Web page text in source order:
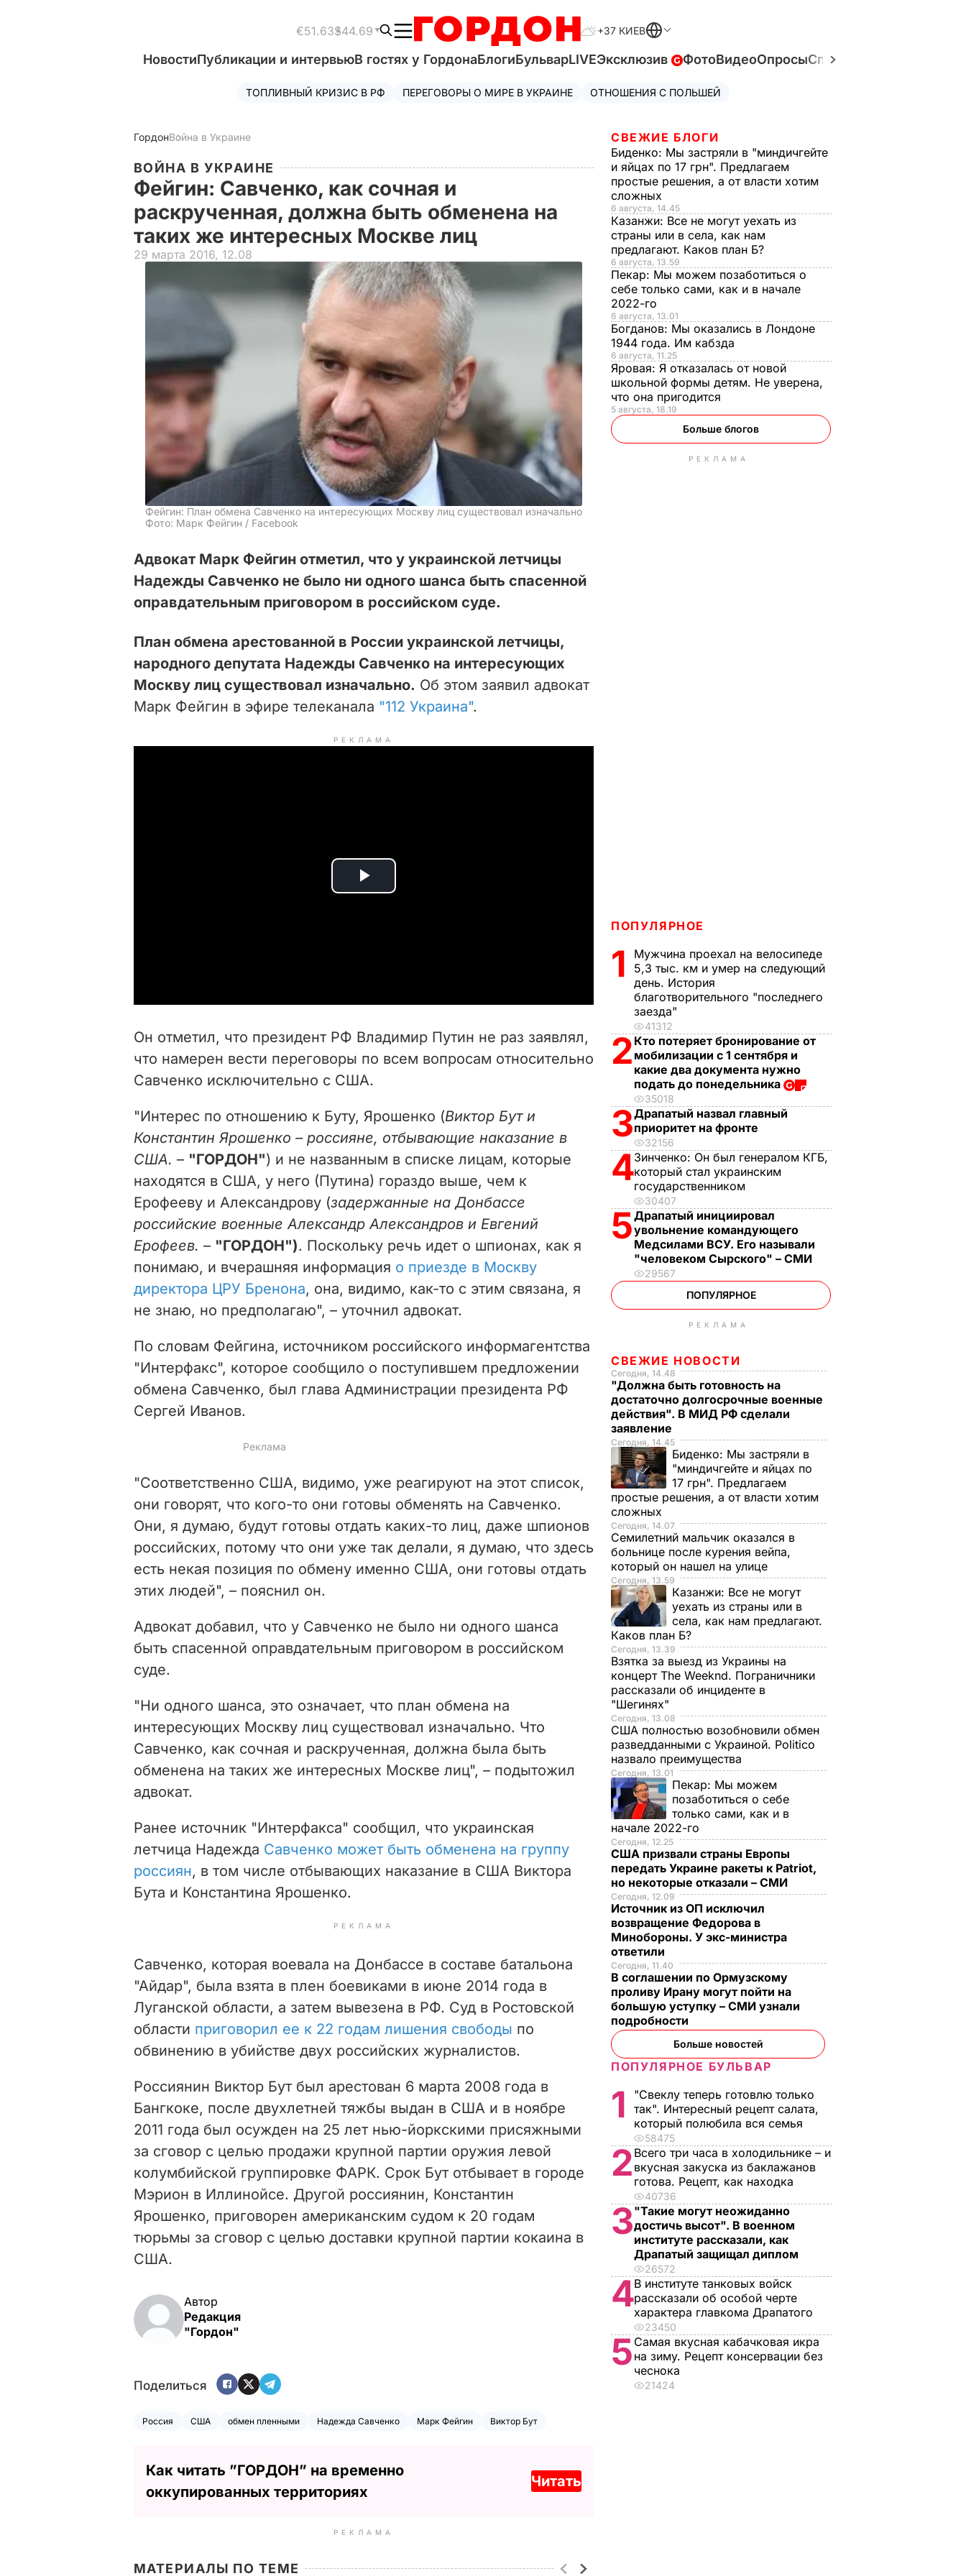
€51.63$44.69 +37 КИЕВ
НовостиПубликации и интервьюВ гостях у ГордонаБлогиБульварLIVEЭксклюзив ФотоВидеоОпросыСпецпроекты
ТОПЛИВНЫЙ КРИЗИС В РФ ПЕРЕГОВОРЫ О МИРЕ В УКРАИНЕ ОТНОШЕНИЯ С ПОЛЬШЕЙ
ГордонВойна в Украине
ВОЙНА В УКРАИНЕ
Фейгин: Савченко, как сочная и
раскрученная, должна быть обменена на
таких же интересных Москве лиц
29 марта 2016, 12.08
Фейгин: План обмена Савченко на интересующих Москву лиц существовал изначально
Фото: Марк Фейгин / Facebook
Адвокат Марк Фейгин отметил, что у украинской летчицы
Надежды Савченко не было ни одного шанса быть спасенной
оправдательным приговором в российском суде.
План обмена арестованной в России украинской летчицы,
народного депутата Надежды Савченко на интересующих
Москву лиц существовал изначально. Об этом заявил адвокат
Марк Фейгин в эфире телеканала "112 Украина".
РЕКЛАМА
P
i
d
e
o
Он отметил, что президент РФ Владимир Путин не раз заявлял,
что намерен вести переговоры по всем вопросам относительно
Савченко исключительно с США.
"Интерес по отношению к Буту, Ярошенко (Виктор Бут и
Константин Ярошенко – россияне, отбывающие наказание в
США. – "ГОРДОН") и не названным в списке лицам, которые
находятся в США, у него (Путина) гораздо выше, чем к
Ерофееву и Александрову (задержанные на Донбассе
российские военные Александр Александров и Евгений
Ерофеев. – "ГОРДОН"). Поскольку речь идет о шпионах, как я
понимаю, и вчерашняя информация о приезде в Москву
директора ЦРУ Бренона, она, видимо, как-то с этим связана, я
не знаю, но предполагаю", – уточнил адвокат.
По словам Фейгина, источником российского информагентства
"Интерфакс", которое сообщило о поступившем предложении
обмена Савченко, был глава Администрации президента РФ
Сергей Иванов.
"Соответственно США, видимо, уже реагируют на этот список,
они говорят, что кого-то они готовы обменять на Савченко.
Они, я думаю, будут готовы отдать каких-то лиц, даже шпионов
российских, потому что они уже так делали, я думаю, что здесь
есть некая позиция по обмену именно США, они готовы отдать
этих людей", – пояснил он.
Адвокат добавил, что у Савченко не было ни одного шанса
быть спасенной оправдательным приговором в российском
суде.
"Ни одного шанса, это означает, что план обмена на
интересующих Москву лиц существовал изначально. Что
Савченко, как сочная и раскрученная, должна была быть
обменена на таких же интересных Москве лиц", – подытожил
адвокат.
Ранее источник "Интерфакса" сообщил, что украинская
летчица Надежда Савченко может быть обменена на группу
россиян, в том числе отбывающих наказание в США Виктора
Бута и Константина Ярошенко.
РЕКЛАМА
Савченко, которая воевала на Донбассе в составе батальона
"Айдар", была взята в плен боевиками в июне 2014 года в
Луганской области, а затем вывезена в РФ. Суд в Ростовской
области приговорил ее к 22 годам лишения свободы по
обвинению в убийстве двух российских журналистов.
Россиянин Виктор Бут был арестован 6 марта 2008 года в
Бангкоке, после двухлетней тяжбы выдан в США и в ноябре
2011 года был осужден на 25 лет нью-йоркскими присяжными
за сговор с целью продажи крупной партии оружия левой
колумбийской группировке ФАРК. Срок Бут отбывает в городе
Мэрион в Иллинойсе. Другой россиянин, Константин
Ярошенко, приговорен американским судом к 20 годам
тюрьмы за сговор с целью доставки крупной партии кокаина в
США.
Автор
Редакция
"Гордон"
Поделиться
Россия США обмен пленными Надежда Савченко Марк Фейгин Виктор Бут
Как читать ”ГОРДОН” на временно
оккупированных территориях
Читать
РЕКЛАМА
МАТЕРИАЛЫ ПО ТЕМЕ
СВЕЖИЕ БЛОГИ
Биденко: Мы застряли в "миндичгейте
и яйцах по 17 грн". Предлагаем
простые решения, а от власти хотим
сложных
6 августа, 14.45
Казанжи: Все не могут уехать из
страны или в села, как нам
предлагают. Каков план Б?
6 августа, 13.59
Пекар: Мы можем позаботиться о
себе только сами, как и в начале
2022-го
6 августа, 13.01
Богданов: Мы оказались в Лондоне
1944 года. Им кабзда
6 августа, 11.25
Яровая: Я отказалась от новой
школьной формы детям. Не уверена,
что она пригодится
5 августа, 18.19
Больше блогов
РЕКЛАМА
ПОПУЛЯРНОЕ
1
Мужчина проехал на велосипеде
5,3 тыс. км и умер на следующий
день. История
благотворительного "последнего
заезда"
41312
2 Кто потеряет бронирование от
мобилизации с 1 сентября и
какие два документа нужно
подать до понедельника
35018
3Драпатый назвал главный
приоритет на фронте
32156
4Зинченко: Он был генералом КГБ,
который стал украинским
государственником
30407
5Драпатый инициировал
увольнение командующего
Медсилами ВСУ. Его называли
"человеком Сырского" – СМИ
29567
ПОПУЛЯРНОЕ
РЕКЛАМА
СВЕЖИЕ НОВОСТИ
Сегодня, 14.48
"Должна быть готовность на
достаточно долгосрочные военные
действия". В МИД РФ сделали
заявление
Сегодня, 14.45
Биденко: Мы застряли в
"миндичгейте и яйцах по
17 грн". Предлагаем
простые решения, а от власти хотим
сложных
Сегодня, 14.07
Семилетний мальчик оказался в
больнице после курения вейпа,
который он нашел на улице
Сегодня, 13.59
Казанжи: Все не могут
уехать из страны или в
села, как нам предлагают.
Каков план Б?
Сегодня, 13.39
Взятка за выезд из Украины на
концерт The Weeknd. Пограничники
рассказали об инциденте в
"Шегинях"
Сегодня, 13.08
США полностью возобновили обмен
разведданными с Украиной. Politico
назвало преимущества
Сегодня, 13.01
Пекар: Мы можем
позаботиться о себе
только сами, как и в
начале 2022-го
Сегодня, 12.25
США призвали страны Европы
передать Украине ракеты к Patriot,
но некоторые отказали – СМИ
Сегодня, 12.09
Источник из ОП исключил
возвращение Федорова в
Минобороны. У экс-министра
ответили
Сегодня, 11.40
В соглашении по Ормузскому
проливу Ирану могут пойти на
большую уступку – СМИ узнали
подробности
Больше новостей
ПОПУЛЯРНОЕ БУЛЬВАР
1
"Свеклу теперь готовлю только
так". Интересный рецепт салата,
который полюбила вся семья
58475
2 Всего три часа в холодильнике – и
вкусная закуска из баклажанов
готова. Рецепт, как находка
40736
3"Такие могут неожиданно
достичь высот". В военном
институте рассказали, как
Драпатый защищал диплом
26572
4В институте танковых войск
рассказали об особой черте
характера главкома Драпатого
23450
5 Самая вкусная кабачковая икра
на зиму. Рецепт консервации без
чеснока
21424